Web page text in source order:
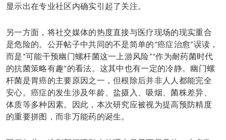
显示出在专业社区内确实引起了关注。
另一方面，将社交媒体的热度直接与医疗现场的现实重合
是危险的。公开帖子中共同的不是简单的“癌症治愈”误读，
而是“可能干预幽门螺杆菌这一上游风险”“作为耐药菌时代
的抗菌策略有趣”的看法。这其中也有一定的冷静。幽门螺
杆菌是胃癌的主要原因之一，但根除后并非人人都能完全
安心。癌症的发生涉及年龄、盐摄入、吸烟、菌株差异、
体质等多种因素。因此，本次研究应被视为提高预防精度
的重要拼图，而非万能药的诞生。